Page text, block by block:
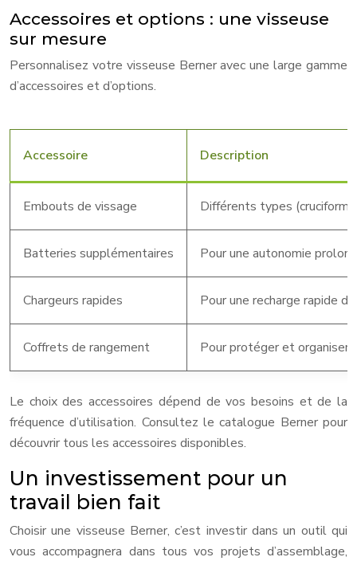
Accessoires et options : une visseuse
sur mesure
Personnalisez votre visseuse Berner avec une large gamme
d’accessoires et d’options.
Accessoire Description
Embouts de vissage Différents types
Batteries supplémentaires Pour une autonomie
Chargeurs rapides Pour une recharge rapide
Coffrets de rangement Pour protéger et organiser
Le choix des accessoires dépend de vos besoins et de la
fréquence d’utilisation. Consultez le catalogue Berner pour
découvrir tous les accessoires disponibles.
Un investissement pour un
travail bien fait
Choisir une visseuse Berner, c’est investir dans un outil qui
vous accompagnera dans tous vos projets d’assemblage,